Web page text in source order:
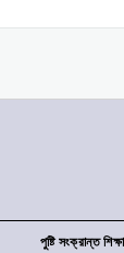
পুষ্টি সংক্রান্ত শিক্ষা